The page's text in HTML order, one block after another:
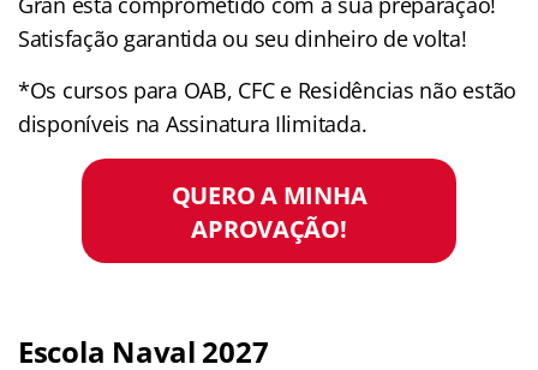
Satisfação garantida ou seu dinheiro de volta!
*Os cursos para OAB, CFC e Residências não estão
disponíveis na Assinatura Ilimitada.
QUERO A MINHA
APROVAÇÃO!
Escola Naval 2027